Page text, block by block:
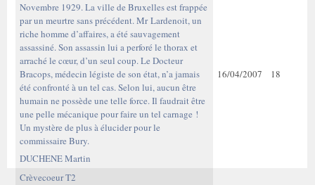
Novembre 1929. La ville de Bruxelles est frappée
par un meurtre sans précédent. Mr Lardenoit, un
riche homme d’affaires, a été sauvagement
assassiné. Son assassin lui a perforé le thorax et
arraché le cœur, d’un seul coup. Le Docteur
Bracops, médecin légiste de son état, n’a jamais
été confronté à un tel cas. Selon lui, aucun être
humain ne possède une telle force. Il faudrait être
une pelle mécanique pour faire un tel carnage !
Un mystère de plus à élucider pour le
commissaire Bury.
DUCHENE Martin
16/04/2007 18
Crèvecoeur T2